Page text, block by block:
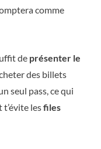
comme
de présenter le
des billets
seul pass, ce qui
t’évite lesfiles